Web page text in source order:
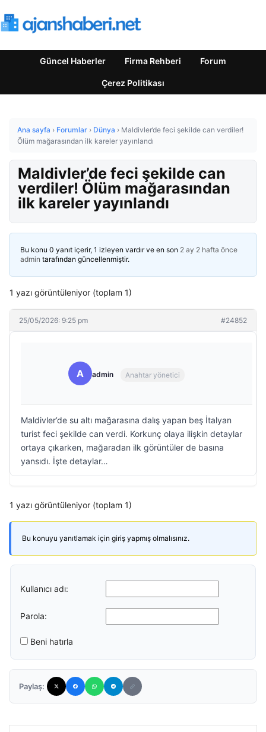
Güncel Haberler Firma Rehberi Forum
Çerez Politikası
Ana sayfa › Forumlar › Dünya › Maldivler’de feci şekilde can verdiler!
Ölüm mağarasından ilk kareler yayınlandı
Maldivler’de feci şekilde can
verdiler! Ölüm mağarasından
ilk kareler yayınlandı
Bu konu 0 yanıt içerir, 1 izleyen vardır ve en son 2 ay 2 hafta önce
admin tarafından güncellenmiştir.
1 yazı görüntüleniyor (toplam 1)
25/05/2026: 9:25 pm #24852
A admin Anahtar yönetici
Maldivler’de su altı mağarasına dalış yapan beş İtalyan
turist feci şekilde can verdi. Korkunç olaya ilişkin detaylar
ortaya çıkarken, mağaradan ilk görüntüler de basına
yansıdı. İşte detaylar…
1 yazı görüntüleniyor (toplam 1)
Bu konuyu yanıtlamak için giriş yapmış olmalısınız.
Kullanıcı adı:
Parola:
Beni hatırla
Paylaş: